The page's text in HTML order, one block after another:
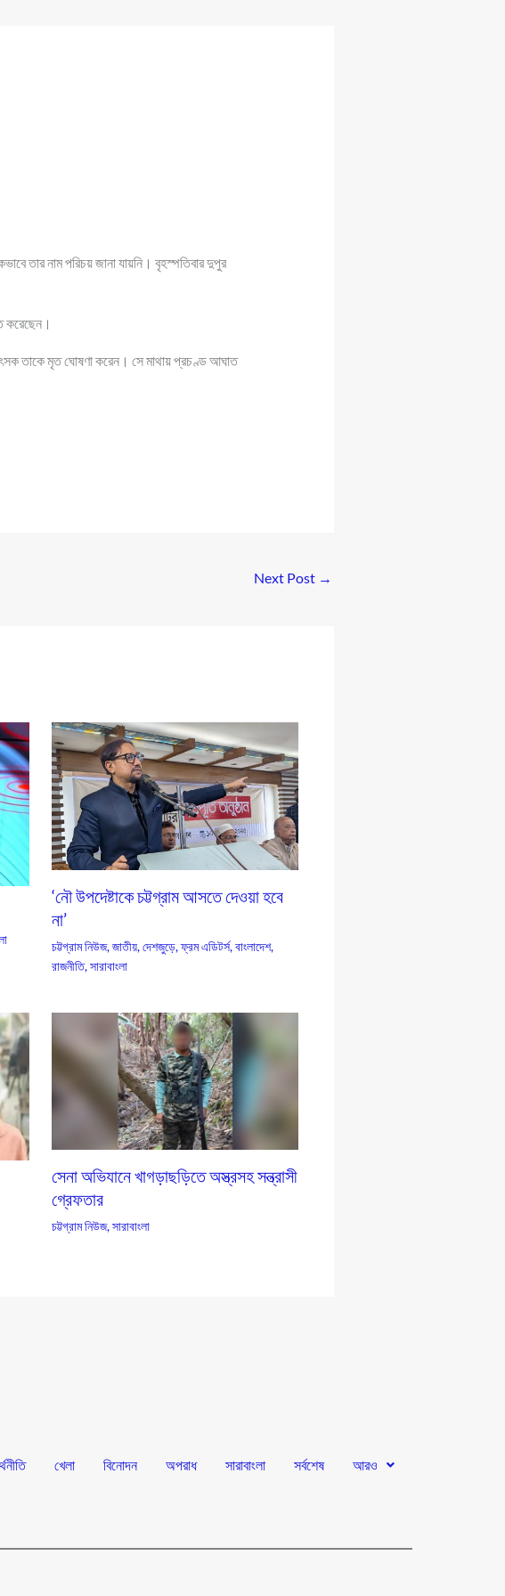
তার নাম পরিচয় জানা যায়নি। বৃহস্পতিবার দুপুর
করেছেন।
তাকে মৃত ঘোষণা করেন। সে মাথায় প্রচণ্ড আঘাত
Next Post →
‘নৌ উপদেষ্টাকে চট্টগ্রাম আসতে দেওয়া হবে
না’
চট্টগ্রাম নিউজ,জাতীয়,দেশজুড়ে,ফ্রম এডিটর্স,বাংলাদেশ,
রাজনীতি,সারাবাংলা
সেনা অভিযানে খাগড়াছড়িতে অস্ত্রসহ সন্ত্রাসী
গ্রেফতার
চট্টগ্রাম নিউজ,সারাবাংলা
খেলা বিনোদন অপরাধ সারাবাংলা সর্বশেষ আরও